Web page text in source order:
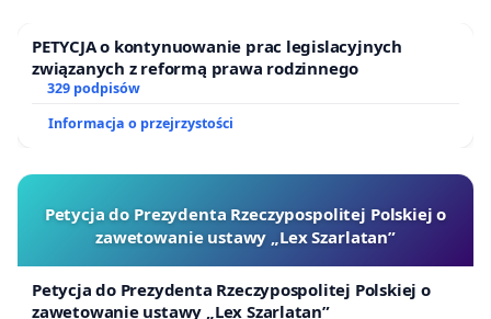
PETYCJA o kontynuowanie prac legislacyjnych
związanych z reformą prawa rodzinnego
329 podpisów
Informacja o przejrzystości
Petycja do Prezydenta Rzeczypospolitej Polskiej o
zawetowanie ustawy „Lex Szarlatan”
Petycja do Prezydenta Rzeczypospolitej Polskiej o
zawetowanie ustawy „Lex Szarlatan”